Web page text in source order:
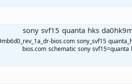
sony svf15 quanta hks
bios.com sony_svf15
bios.com schematic sony